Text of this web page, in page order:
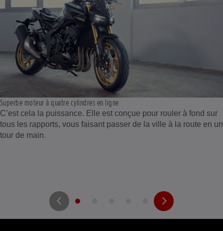
Superbe moteur à quatre cylindres en ligne
C’est cela la puissance. Elle est conçue pour rouler à fond sur
tous les rapports, vous faisant passer de la ville à la route en un
tour de main.